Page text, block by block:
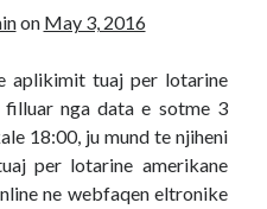
amerikane online
bëhet me pagesë, 1
bëhet me pagesë, 1
on May 3, 2016
aplikimit tuaj per lotarine
filluar nga data e sotme 3
18:00, ju mund te njiheni
per lotarine amerikane
ne webfaqen eltronike